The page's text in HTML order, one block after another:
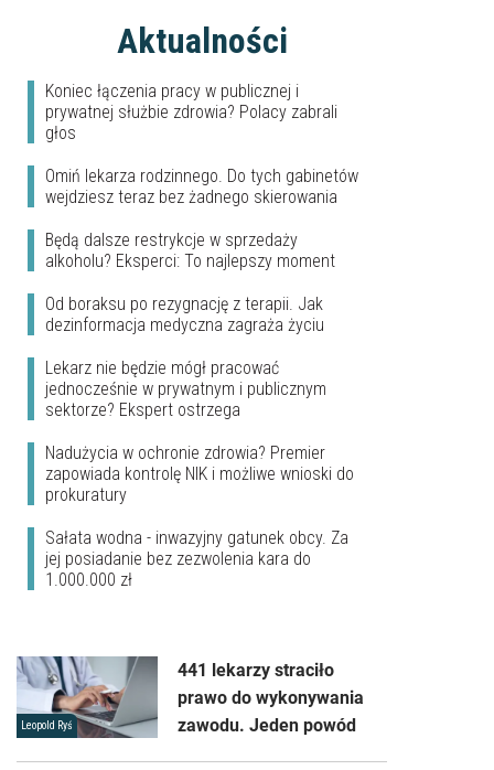
Aktualności
Koniec łączenia pracy w publicznej i
prywatnej służbie zdrowia? Polacy zabrali
głos
Omiń lekarza rodzinnego. Do tych gabinetów
wejdziesz teraz bez żadnego skierowania
Będą dalsze restrykcje w sprzedaży
alkoholu? Eksperci: To najlepszy moment
Od boraksu po rezygnację z terapii. Jak
dezinformacja medyczna zagraża życiu
Lekarz nie będzie mógł pracować
jednocześnie w prywatnym i publicznym
sektorze? Ekspert ostrzega
Nadużycia w ochronie zdrowia? Premier
zapowiada kontrolę NIK i możliwe wnioski do
prokuratury
Sałata wodna - inwazyjny gatunek obcy. Za
jej posiadanie bez zezwolenia kara do
1.000.000 zł
Leopold Ryś
441 lekarzy straciło
prawo do wykonywania
zawodu. Jeden powód